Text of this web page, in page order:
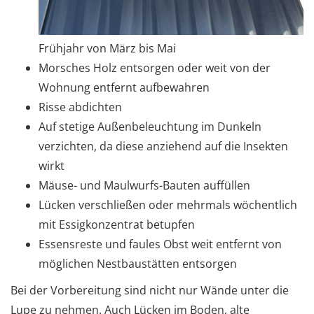
Frühjahr von März bis Mai
Morsches Holz entsorgen oder weit von der
Wohnung entfernt aufbewahren
Risse abdichten
Auf stetige Außenbeleuchtung im Dunkeln
verzichten, da diese anziehend auf die Insekten
wirkt
Mäuse- und Maulwurfs-Bauten auffüllen
Lücken verschließen oder mehrmals wöchentlich
mit Essigkonzentrat betupfen
Essensreste und faules Obst weit entfernt von
möglichen Nestbaustätten entsorgen
Bei der Vorbereitung sind nicht nur Wände unter die
Lupe zu nehmen. Auch Lücken im Boden, alte